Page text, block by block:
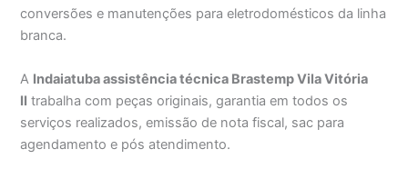
conversões e manutenções para eletrodomésticos da linha
branca.
A Indaiatuba assistência técnica Brastemp Vila Vitória
II trabalha com peças originais, garantia em todos os
serviços realizados, emissão de nota fiscal, sac para
agendamento e pós atendimento.